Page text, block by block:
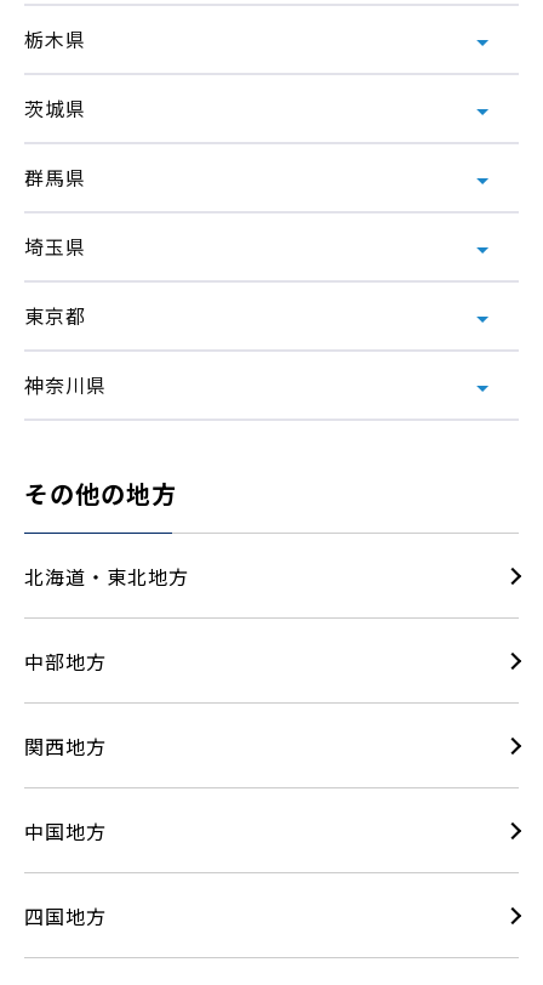
栃木県
茨城県
群馬県
埼玉県
東京都
神奈川県
その他の地方
北海道・東北地方
中部地方
関西地方
中国地方
四国地方